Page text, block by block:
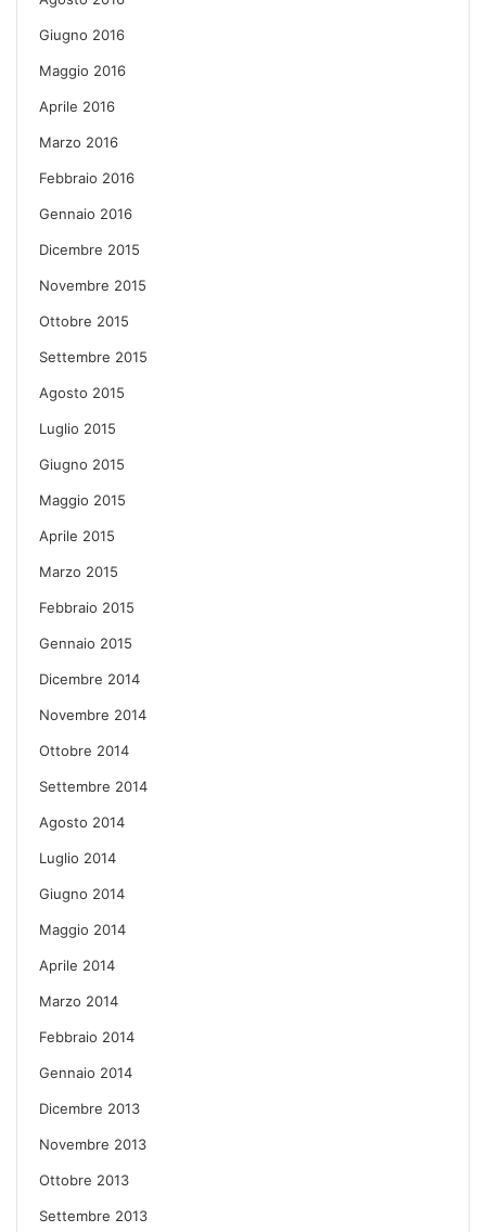
Giugno 2016
Maggio 2016
Aprile 2016
Marzo 2016
Febbraio 2016
Gennaio 2016
Dicembre 2015
Novembre 2015
Ottobre 2015
Settembre 2015
Agosto 2015
Luglio 2015
Giugno 2015
Maggio 2015
Aprile 2015
Marzo 2015
Febbraio 2015
Gennaio 2015
Dicembre 2014
Novembre 2014
Ottobre 2014
Settembre 2014
Agosto 2014
Luglio 2014
Giugno 2014
Maggio 2014
Aprile 2014
Marzo 2014
Febbraio 2014
Gennaio 2014
Dicembre 2013
Novembre 2013
Ottobre 2013
Settembre 2013